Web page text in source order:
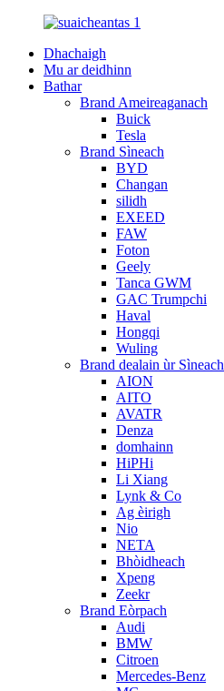
Dhachaigh
Mu ar deidhinn
Bathar
Brand Ameireaganach
Buick
Tesla
Brand Sìneach
BYD
Changan
silidh
EXEED
FAW
Foton
Geely
Tanca GWM
GAC Trumpchi
Haval
Hongqi
Wuling
Brand dealain ùr Sìneach
AION
AITO
AVATR
Denza
domhainn
HiPHi
Li Xiang
Lynk & Co
Ag èirigh
Nio
NETA
Bhòidheach
Xpeng
Zeekr
Brand Eòrpach
Audi
BMW
Citroen
Mercedes-Benz